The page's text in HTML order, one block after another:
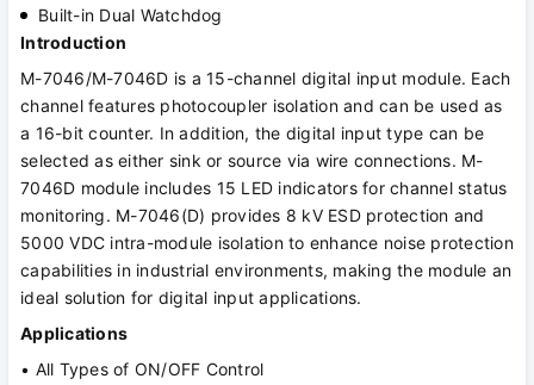
Built-in Dual Watchdog
Introduction
M-7046/M-7046D is a 15-channel digital input module. Each
channel features photocoupler isolation and can be used as
a 16-bit counter. In addition, the digital input type can be
selected as either sink or source via wire connections. M-
7046D module includes 15 LED indicators for channel status
monitoring. M-7046(D) provides 8 kV ESD protection and
5000 VDC intra-module isolation to enhance noise protection
capabilities in industrial environments, making the module an
ideal solution for digital input applications.
Applications
• All Types of ON/OFF Control